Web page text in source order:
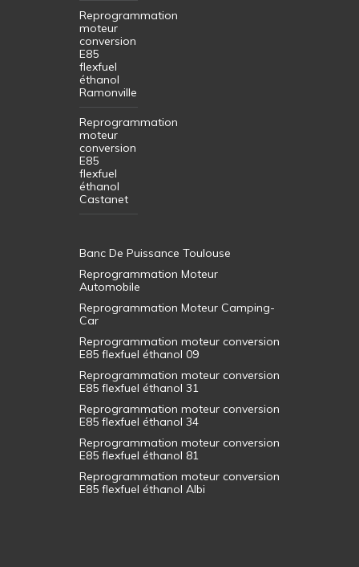
Reprogrammation
moteur
conversion
E85
flexfuel
éthanol
Ramonville
Reprogrammation
moteur
conversion
E85
flexfuel
éthanol
Castanet
Banc De Puissance Toulouse
Reprogrammation Moteur
Automobile
Reprogrammation Moteur Camping-
Car
Reprogrammation moteur conversion
E85 flexfuel éthanol 09
Reprogrammation moteur conversion
E85 flexfuel éthanol 31
Reprogrammation moteur conversion
E85 flexfuel éthanol 34
Reprogrammation moteur conversion
E85 flexfuel éthanol 81
Reprogrammation moteur conversion
E85 flexfuel éthanol Albi